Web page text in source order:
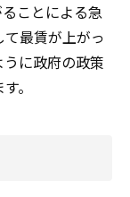
ことによる急
最賃が上がっ
に政府の政策
。